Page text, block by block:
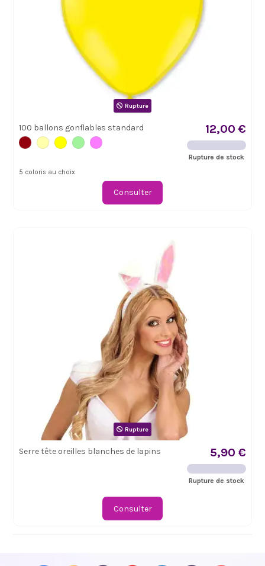
Rupture
100 ballons gonflables standard 12,00 €
Rupture de stock
5 coloris au choix
Consulter
Rupture
Serre tête oreilles blanches de lapins 5,90 €
Rupture de stock
Consulter